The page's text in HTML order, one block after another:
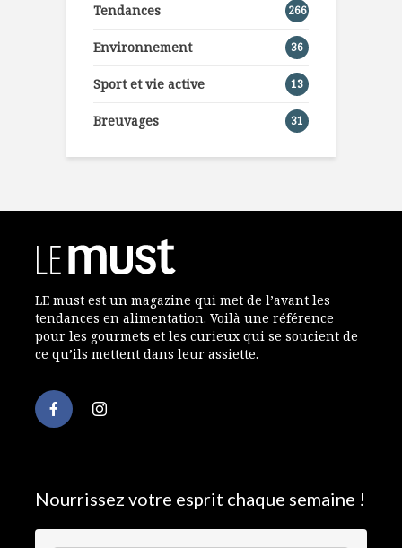
Tendances 266
Environnement 36
Sport et vie active 13
Breuvages 31
LE must est un magazine qui met de l’avant les
tendances en alimentation. Voilà une référence
pour les gourmets et les curieux qui se soucient de
ce qu’ils mettent dans leur assiette.
Nourrissez votre esprit chaque semaine !